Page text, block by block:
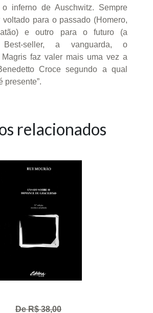
inferno de Auschwitz. Sempre
para o passado (Homero,
e outro para o futuro (a
seller, a vanguarda, o
Magris faz valer mais uma vez a
Croce segundo a qual
presente”.
relacionados
De R$ 38,00